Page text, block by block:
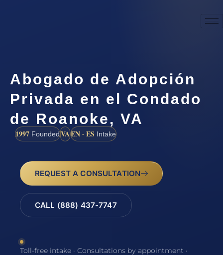
Abogado de Adopción
Privada en el Condado
de Roanoke, VA
1997 FoundedVAEN · ES Intake
REQUEST A CONSULTATION
CALL (888) 437-7747
Toll-free intake · Consultations by appointment ·